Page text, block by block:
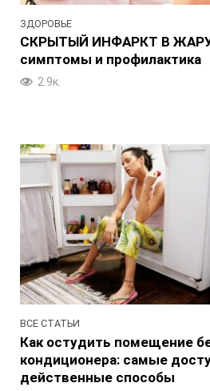
ЗДОРОВЬЕ
СКРЫТЫЙ ИНФАРКТ В
симптомы и профилактика
2.9к.
ВСЕ СТАТЬИ
Как остудить помещение
кондиционера: самые
действенные способы